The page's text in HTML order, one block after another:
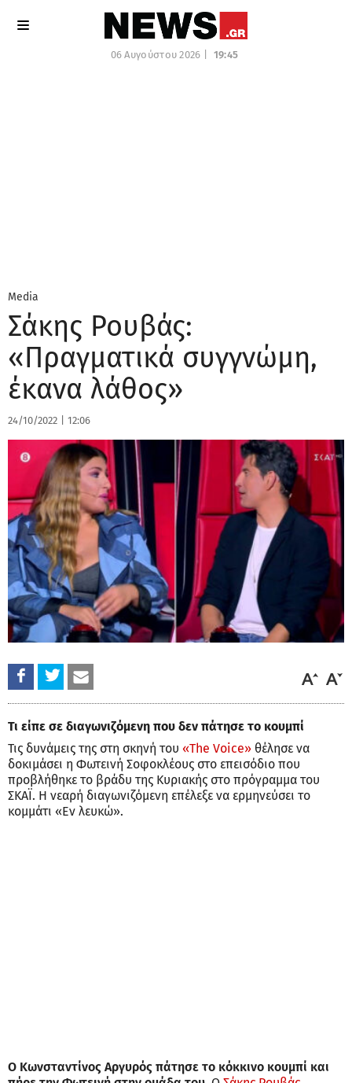
06 Αυγούστου 2026 | 19:45
Media
Σάκης Ρουβάς:
«Πραγματικά συγγνώμη,
έκανα λάθος»
24/10/2022 12:06
Τι είπε σε διαγωνιζόμενη που δεν πάτησε το κουμπί
Τις δυνάμεις της στη σκηνή του «The Voice» θέλησε να
δοκιμάσει η Φωτεινή Σοφοκλέους στο επεισόδιο που
προβλήθηκε το βράδυ της Κυριακής στο πρόγραμμα του
ΣΚΑΪ. Η νεαρή διαγωνιζόμενη επέλεξε να ερμηνεύσει το
κομμάτι «Εν λευκώ».
Ο Κωνσταντίνος Αργυρός πάτησε το κόκκινο κουμπί και